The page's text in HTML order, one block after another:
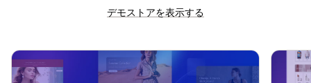
デモストアを表示する